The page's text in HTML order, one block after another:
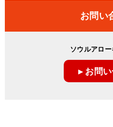
お問い
ソウルアロ
▸ お問